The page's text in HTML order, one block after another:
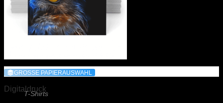
Spannrahmen u.v.m.
TEXTILDRUCK
Jacken
T-Shirts
GROSSE PAPIERAUSWAHL
Digitaldruck